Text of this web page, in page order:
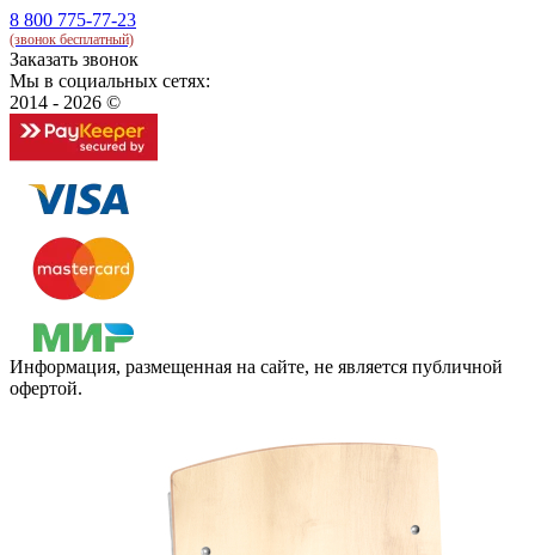
8 800 775-77-23
(звонок бесплатный)
Заказать звонок
Мы в социальных сетях:
2014 - 2026 ©
Информация, размещенная на сайте, не является публичной
офертой.